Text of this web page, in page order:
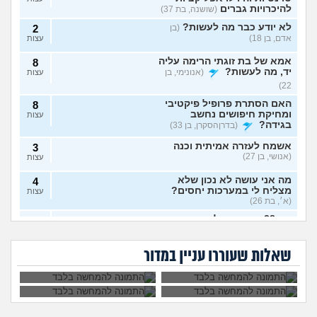
להיכרויות גברים (שושנה, בת 37)
לא יודע כבר מה לעשות? (בן
אדם, בן 18)
2
עצות
אמא של בת זוגתי הרימה עליה
יד, מה לעשות?
(אנונימי, בן
22)
8
עצות
האם הסתרת פרופיל פיקטיבי
ומחיקת חיפושים נחשב
בגידה?
(בדרןהסקרן, בן 33)
8
עצות
אשמח לעזרה אמיתית וכנה
(אנושי, בן 27)
3
עצות
מה אני עושה לא נכון שלא
מצליח לי במערכות יחסים?
(א׳, בת 26)
4
עצות
בת 28 ואף פעם לא הייתי
בדייט ראשון?
(רווקה, בת 28)
6
אקסית מתנהגת מוזר?
(אנונימי,
בן 33)
3
עצות
בחיים לא הייתי בזוגיות ואני לא
יודע איך. איך נכנסים לזוגיות
7
שאלות שעוררו עניין במדור
אבא של בעלי מסתכל
מה לעשות?
האם להתגרש בשביל
ריגוש?
העובדה שאשתי
הרימה עליי ידיים?